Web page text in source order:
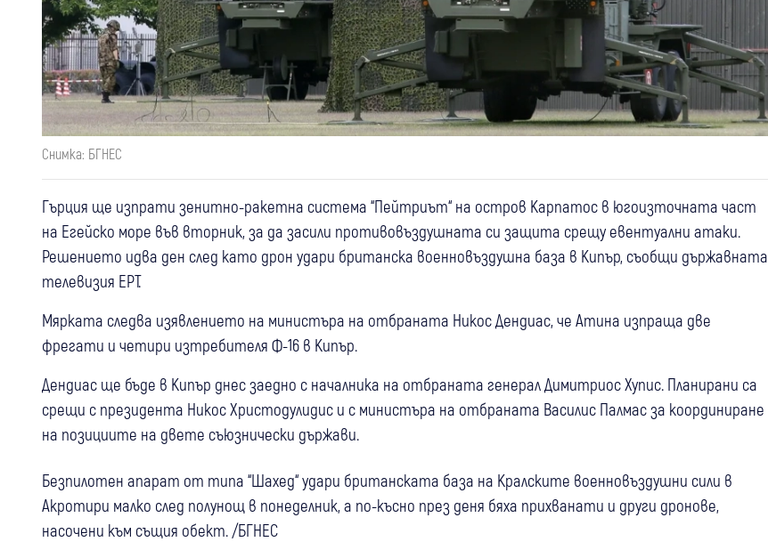
Снимка: БГНЕС
Гърция ще изпрати зенитно-ракетна система “Пейтриът“ на остров Карпатос в югоизточната част
на Егейско море във вторник, за да засили противовъздушната си защита срещу евентуални атаки.
Решението идва ден след като дрон удари британска военновъздушна база в Кипър, съобщи държавната
телевизия ЕРТ.
Мярката следва изявлението на министъра на отбраната Никос Дендиас, че Атина изпраща две
фрегати и четири изтребителя Ф-16 в Кипър.
Дендиас ще бъде в Кипър днес заедно с началника на отбраната генерал Димитриос Хупис. Планирани са
срещи с президента Никос Христодулидис и с министъра на отбраната Василис Палмас за координиране
на позициите на двете съюзнически държави.
Безпилотен апарат от типа “Шахед“ удари британската база на Кралските военновъздушни сили в
Акротири малко след полунощ в понеделник, а по-късно през деня бяха прихванати и други дронове,
насочени към същия обект. /БГНЕС